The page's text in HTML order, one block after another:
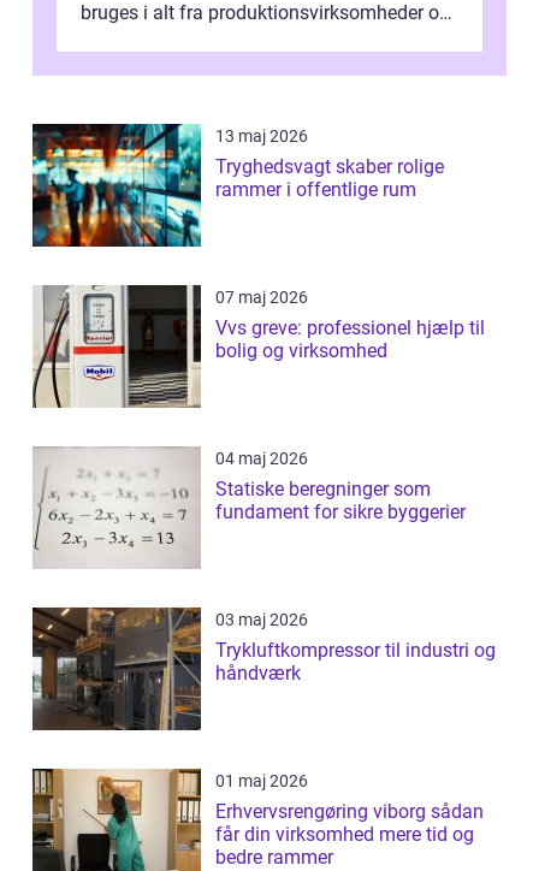
bruges i alt fra produktionsvirksomheder og
13 maj 2026
Tryghedsvagt skaber rolige
rammer i offentlige rum
07 maj 2026
Vvs greve: professionel hjælp til
bolig og virksomhed
04 maj 2026
Statiske beregninger som
fundament for sikre byggerier
03 maj 2026
Trykluftkompressor til industri og
håndværk
01 maj 2026
Erhvervsrengøring viborg sådan
får din virksomhed mere tid og
bedre rammer